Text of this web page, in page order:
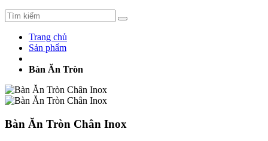
Trang chủ
Sản phẩm
Bàn Ăn Tròn
Bàn Ăn Tròn Chân Inox